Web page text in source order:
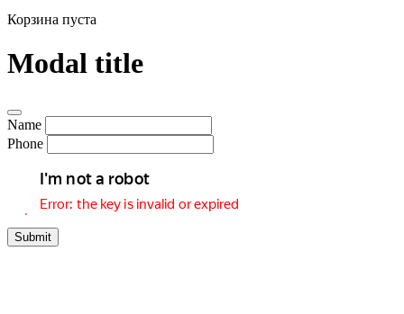
Корзина пуста
Modal title
Name
Phone
Submit